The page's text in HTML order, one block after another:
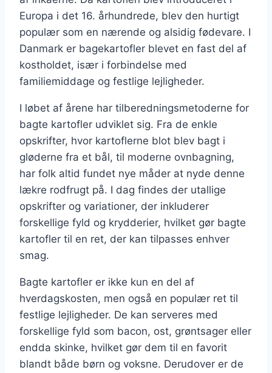
Europa i det 16. århundrede, blev den hurtigt
populær som en nærende og alsidig fødevare. I
Danmark er bagekartofler blevet en fast del af
kostholdet, især i forbindelse med
familiemiddage og festlige lejligheder.
I løbet af årene har tilberedningsmetoderne for
bagte kartofler udviklet sig. Fra de enkle
opskrifter, hvor kartoflerne blot blev bagt i
gløderne fra et bål, til moderne ovnbagning,
har folk altid fundet nye måder at nyde denne
lækre rodfrugt på. I dag findes der utallige
opskrifter og variationer, der inkluderer
forskellige fyld og krydderier, hvilket gør bagte
kartofler til en ret, der kan tilpasses enhver
smag.
Bagte kartofler er ikke kun en del af
hverdagskosten, men også en populær ret til
festlige lejligheder. De kan serveres med
forskellige fyld som bacon, ost, grøntsager eller
endda skinke, hvilket gør dem til en favorit
blandt både børn og voksne. Derudover er de